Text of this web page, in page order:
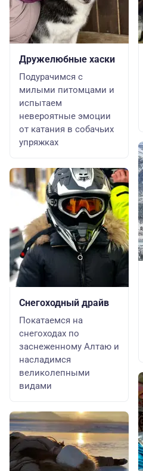
Дружелюбные хаски
Подурачимся с
милыми питомцами и
испытаем
невероятные эмоции
от катания в собачьих
упряжках
Снегоходный драйв
Покатаемся на
снегоходах по
заснеженному Алтаю и
насладимся
великолепными
видами